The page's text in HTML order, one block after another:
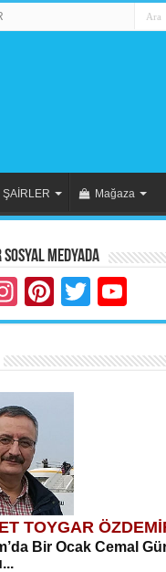
ŞAİRLER Mağaza
Medyada
Instagram
Pinterest
Twitter
TOYGAR
Bir Ocak Cemal